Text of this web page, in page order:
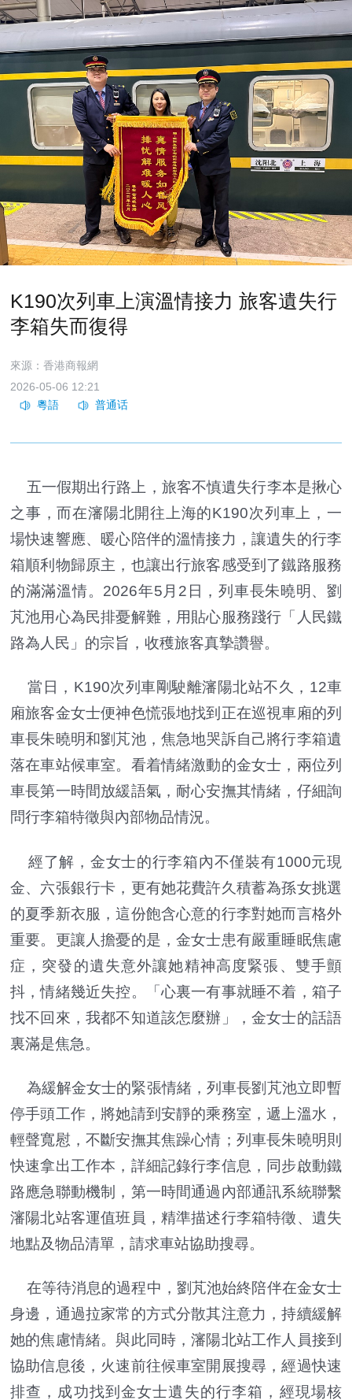
K190次列車上演溫情接力 旅客遺失行
李箱失而復得
來源：香港商報網
2026-05-06 12:21
五一假期出行路上，旅客不慎遺失行李本是揪心
之事，而在瀋陽北開往上海的K190次列車上，一
場快速響應、暖心陪伴的溫情接力，讓遺失的行李
箱順利物歸原主，也讓出行旅客感受到了鐵路服務
的滿滿溫情。2026年5月2日，列車長朱曉明、劉
芃池用心為民排憂解難，用貼心服務踐行「人民鐵
路為人民」的宗旨，收穫旅客真摯讚譽。
當日，K190次列車剛駛離瀋陽北站不久，12車
廂旅客金女士便神色慌張地找到正在巡視車廂的列
車長朱曉明和劉芃池，焦急地哭訴自己將行李箱遺
落在車站候車室。看着情緒激動的金女士，兩位列
車長第一時間放緩語氣，耐心安撫其情緒，仔細詢
問行李箱特徵與內部物品情況。
經了解，金女士的行李箱內不僅裝有1000元現
金、六張銀行卡，更有她花費許久積蓄為孫女挑選
的夏季新衣服，這份飽含心意的行李對她而言格外
重要。更讓人擔憂的是，金女士患有嚴重睡眠焦慮
症，突發的遺失意外讓她精神高度緊張、雙手顫
抖，情緒幾近失控。「心裏一有事就睡不着，箱子
找不回來，我都不知道該怎麼辦」，金女士的話語
裏滿是焦急。
為緩解金女士的緊張情緒，列車長劉芃池立即暫
停手頭工作，將她請到安靜的乘務室，遞上溫水，
輕聲寬慰，不斷安撫其焦躁心情；列車長朱曉明則
快速拿出工作本，詳細記錄行李信息，同步啟動鐵
路應急聯動機制，第一時間通過內部通訊系統聯繫
瀋陽北站客運值班員，精準描述行李箱特徵、遺失
地點及物品清單，請求車站協助搜尋。
在等待消息的過程中，劉芃池始終陪伴在金女士
身邊，通過拉家常的方式分散其注意力，持續緩解
她的焦慮情緒。與此同時，瀋陽北站工作人員接到
協助信息後，火速前往候車室開展搜尋，經過快速
排查，成功找到金女士遺失的行李箱，經現場核